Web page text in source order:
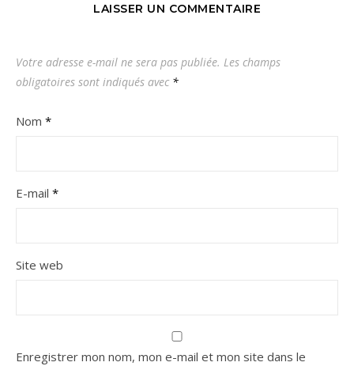
LAISSER UN COMMENTAIRE
Votre adresse e-mail ne sera pas publiée. Les champs
obligatoires sont indiqués avec *
Nom *
E-mail *
Site web
Enregistrer mon nom, mon e-mail et mon site dans le